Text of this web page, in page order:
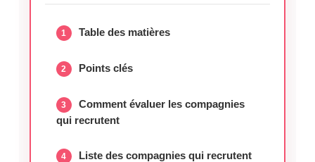
Table des matières
Points clés
Comment évaluer les compagnies
qui recrutent
Liste des compagnies qui recrutent